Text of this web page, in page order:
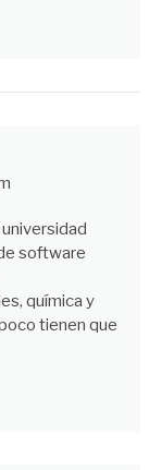
software
química y
tienen que